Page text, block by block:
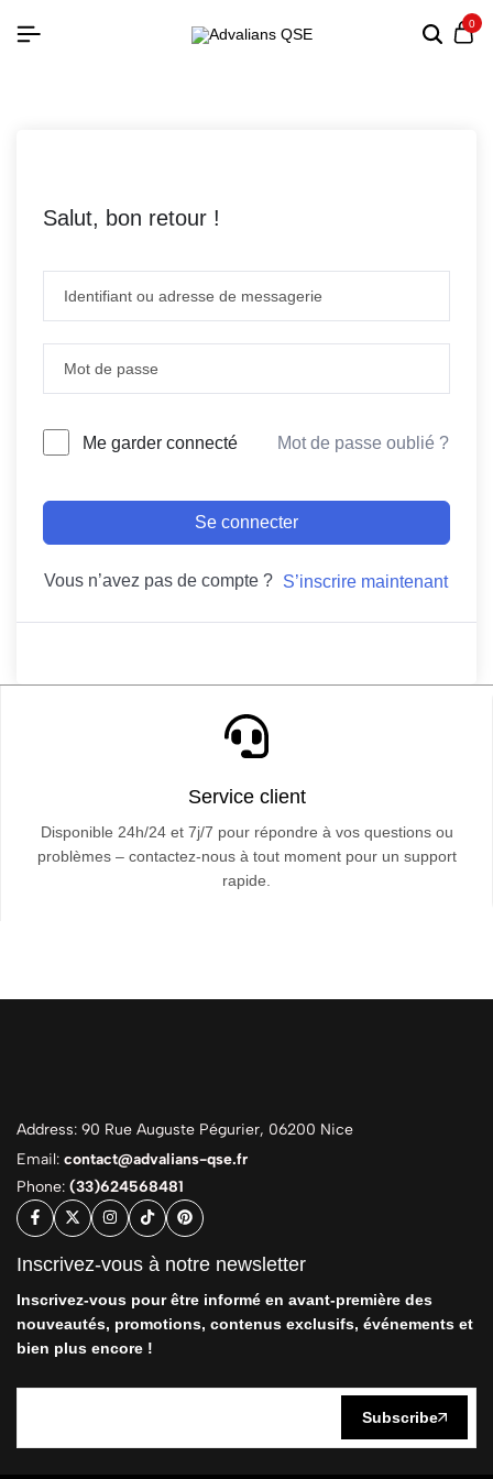
0
Salut, bon retour !
Me garder connecté Mot de passe oublié ?
Se connecter
Vous n’avez pas de compte ? S’inscrire maintenant
Service client
Disponible 24h/24 et 7j/7 pour répondre à vos questions ou
problèmes – contactez-nous à tout moment pour un support
rapide.
Address: 90 Rue Auguste Pégurier, 06200 Nice
Email: contact@advalians-qse.fr
Phone: (33)624568481
Inscrivez-vous à notre newsletter
Inscrivez-vous pour être informé en avant-première des
nouveautés, promotions, contenus exclusifs, événements et
bien plus encore !
Subscribe